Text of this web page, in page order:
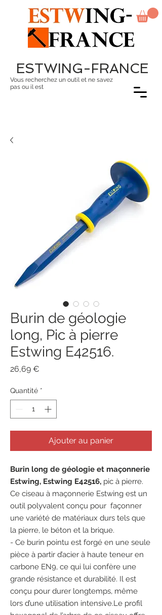
ESTWING-FRANCE
Vous recherchez un outil et ne savez
pas ou il est
Burin de géologie
long, Pic à pierre
Estwing E42516.
26,69 €
Quantité *
Ajouter au panier
Burin long de géologie et maçonnerie
Estwing, Estwing E42516, pic à pierre.
Ce ciseau à maçonnerie Estwing est un
outil polyvalent conçu pour façonner
une variété de matériaux durs tels que
la pierre, le béton et la brique.
- Ce burin pointu est forgé en une seule
pièce à partir d’acier à haute teneur en
carbone EN9, ce qui lui confère une
grande résistance et durabilité. Il est
conçu pour durer longtemps, même
lors d’une utilisation intensive.Le profil